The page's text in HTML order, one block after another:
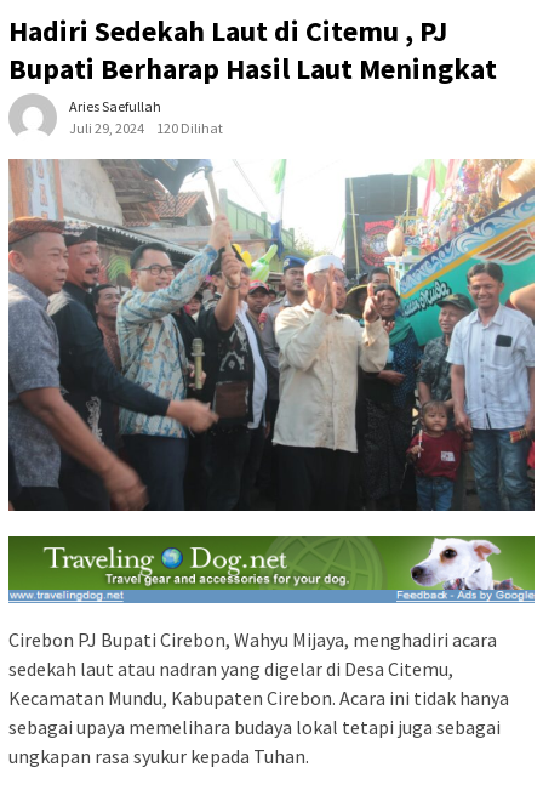
Hadiri Sedekah Laut di Citemu , PJ
Bupati Berharap Hasil Laut Meningkat
Aries Saefullah
Juli 29, 2024
120 Dilihat
Cirebon PJ Bupati Cirebon, Wahyu Mijaya, menghadiri acara
sedekah laut atau nadran yang digelar di Desa Citemu,
Kecamatan Mundu, Kabupaten Cirebon. Acara ini tidak hanya
sebagai upaya memelihara budaya lokal tetapi juga sebagai
ungkapan rasa syukur kepada Tuhan.